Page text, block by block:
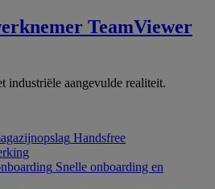
TeamViewer
industriële aangevulde realiteit.
Handsfree
Snelle onboarding en